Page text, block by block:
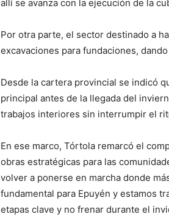
allí se avanza con la ejecución de la
Por otra parte, el sector destinado a
excavaciones para fundaciones,
Desde la cartera provincial se indicó
principal antes de la llegada del
trabajos interiores sin interrumpir el
En ese marco, Tórtola remarcó el
obras estratégicas para las
volver a ponerse en marcha donde
fundamental para Epuyén y estamos
etapas clave y no frenar durante el